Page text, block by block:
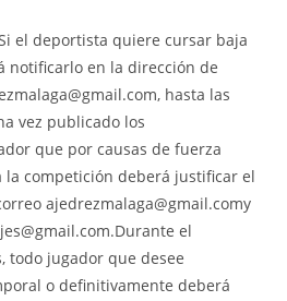
el deportista quiere cursar baja
notificarlo en la dirección de
hasta las
vez publicado los
que por causas de fuerza
la competición deberá justificar el
ajedrezmalaga@gmail.comy
el
todo jugador que desee
o definitivamente deberá